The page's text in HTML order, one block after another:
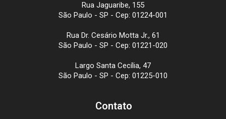
Rua Jaguaribe, 155
São Paulo - SP - Cep: 01224-001
Rua Dr. Cesário Motta Jr., 61
São Paulo - SP - Cep: 01221-020
Largo Santa Cecília, 47
São Paulo - SP - Cep: 01225-010
Contato